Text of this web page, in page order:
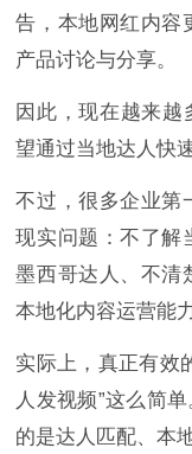
告，本地网红内容
产品讨论与分享。
因此，现在越来越
望通过当地达人快
不过，很多企业第
现实问题：不了解
墨西哥达人、不清
本地化内容运营能力
实际上，真正有效
人发视频”这么简
的是达人匹配、本